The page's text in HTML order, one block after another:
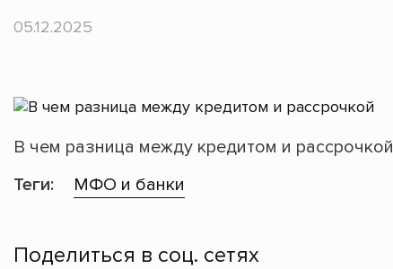
05.12.2025
В чем разница между кредитом и рассрочкой
Теги:
МФО и банки
Поделиться в соц. сетях